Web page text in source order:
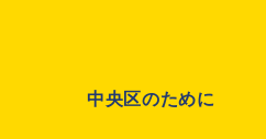
中央区のために